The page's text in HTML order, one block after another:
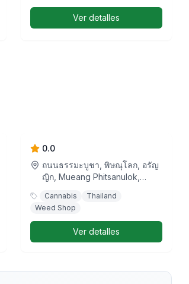
Ver detalles
0.0
ถนนธรรมะบูชา, พิษณุโลก, อรัญ
ญิก, Mueang Phitsanulok,
Cannabis
Thailand
Weed Shop
Ver detalles